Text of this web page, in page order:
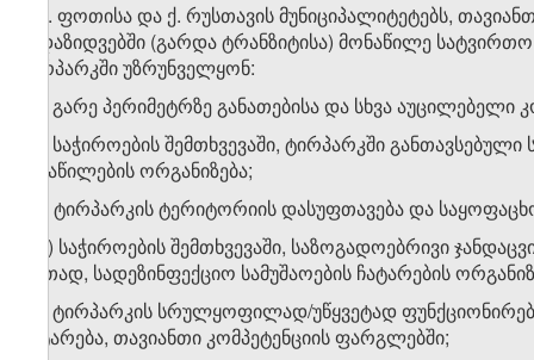
ა) ქ. ფოთისა და ქ. რუსთავის მუნიციპალიტეტებს,
გადაზიდვებში (გარდა ტრანზიტისა) მონაწილე
ტირპარკში უზრუნველყონ:
ა.ა) გარე პერიმეტრზე განათებისა და სხვა აუცილებელი
ა.ბ) საჭიროების შემთხვევაში, ტირპარკში
განაწილების ორგანიზება;
ა.გ) ტირპარკის ტერიტორიის დასუფთავება და
ა.დ) საჭიროების შემთხვევაში, საზოგადოებრივი
ერთად, სადეზინფექციო სამუშაოების ჩატარების
ა.ე) ტირპარკის სრულყოფილად/უწყვეტად
გატარება, თავიანთი კომპეტენციის ფარგლებში;